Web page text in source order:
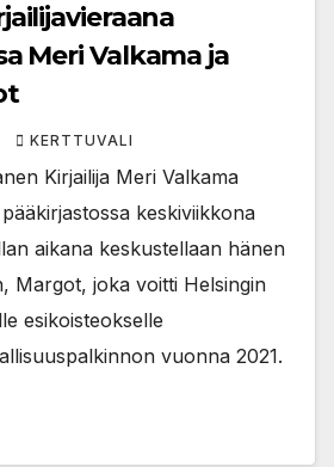
Meri Valkama ja
KERTTUVALI
Kirjailija Meri Valkama
keskiviikkona
aikana keskustellaan hänen
Margot, joka voitti Helsingin
esikoisteokselle
vuonna 2021.